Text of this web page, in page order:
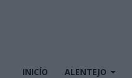
INICÍO ALENTEJO